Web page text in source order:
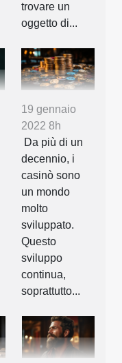
trovare un
oggetto di...
19 gennaio
2022 8h
Da più di un
decennio, i
casinò sono
un mondo
molto
sviluppato.
Questo
sviluppo
continua,
soprattutto...